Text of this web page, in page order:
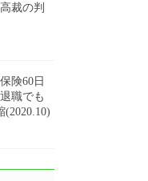
裁の判
険60日
職でも
(2020.10)